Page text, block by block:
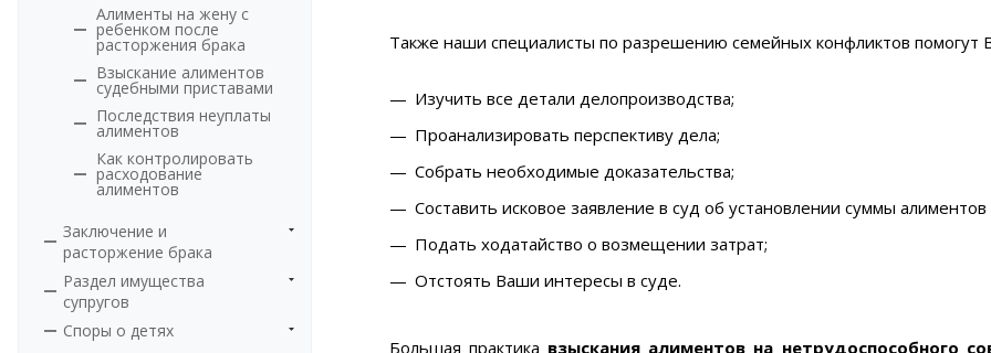
Алименты на жену с
ребенком после
расторжения брака
Взыскание алиментов
судебными приставами
Последствия неуплаты
алиментов
Как контролировать
расходование
алиментов
Заключение и
расторжение брака
Раздел имущества
супругов
Споры о детях
Также наши специалисты по разрешению семейных конфликтов помогут
Изучить все детали делопроизводства;
Проанализировать перспективу дела;
Собрать необходимые доказательства;
Составить исковое заявление в суд об установлении суммы
Подать ходатайство о возмещении затрат;
Отстоять Ваши интересы в суде.
Большая практика взыскания алиментов на нетрудоспособного